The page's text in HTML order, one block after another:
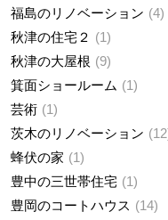
福島のリノベーション
4
秋津の住宅２
1
秋津の大屋根
9
箕面ショールーム
1
芸術
1
茨木のリノベーション
12
蜂伏の家
1
豊中の三世帯住宅
1
豊岡のコートハウス
14